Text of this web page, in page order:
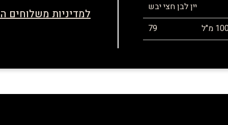
יין לבן חצי יבש
79
למדיניות משלוחים